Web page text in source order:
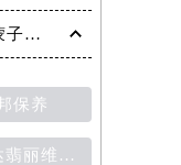
揭秘：百达翡丽手表表蒙子破损修复指南，让爱表重焕光彩！
保养
广州百达翡丽维修保养售后中心